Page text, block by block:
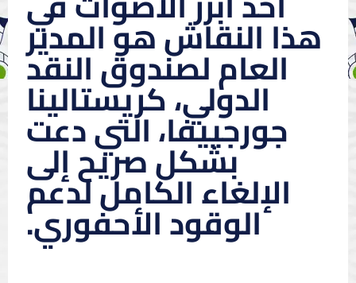
هذا النقاش هو المدير
العام لصندوق النقد
الدولي، كريستالينا
جورجييفا، التي دعت
بشكل صريح إلى
الإلغاء الكامل لدعم
الوقود الأحفوري.